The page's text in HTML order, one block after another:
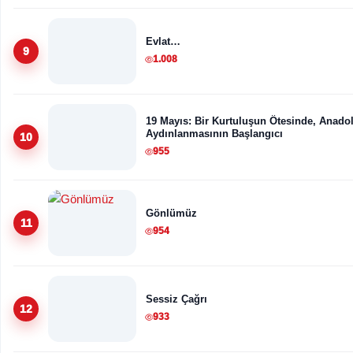
9
Evlat…
1.008
10
19 Mayıs: Bir Kurtuluşun Ötesinde,
Aydınlanmasının Başlangıcı
955
11
Gönlümüz
954
12
Sessiz Çağrı
933